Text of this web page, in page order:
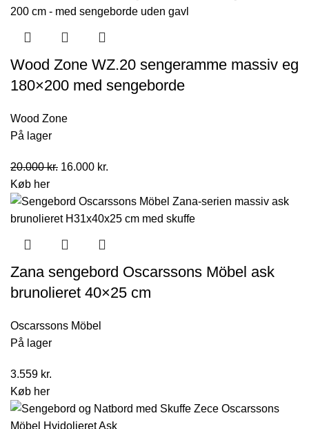
Wood Zone WZ.20 sengeramme massiv eg
180×200 med sengeborde
Wood Zone
På lager
20.000kr. Den
pris
var:
16.000 kr.
pris
er:
Køb her
Zana sengebord Oscarssons Möbel ask
brunolieret 40×25 cm
Oscarssons Möbel
På lager
3.559 kr.
Køb her